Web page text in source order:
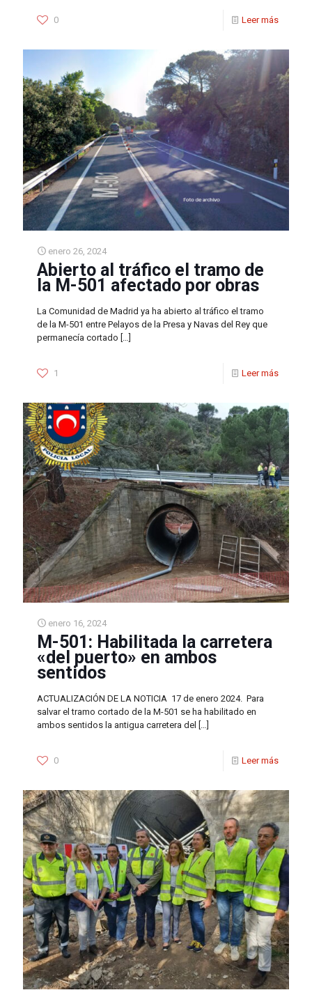
0 Leer más
enero 26, 2024
Abierto al tráfico el tramo de
la M-501 afectado por obras
La Comunidad de Madrid ya ha abierto al tráfico el tramo
de la M-501 entre Pelayos de la Presa y Navas del Rey que
permanecía cortado […]
1 Leer más
enero 16, 2024
M-501: Habilitada la carretera
«del puerto» en ambos
sentidos
ACTUALIZACIÓN DE LA NOTICIA 17 de enero 2024. Para
salvar el tramo cortado de la M-501 se ha habilitado en
ambos sentidos la antigua carretera del […]
0 Leer más